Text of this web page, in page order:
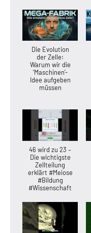
Die Evolution
der Zelle:
Warum wir die
'Maschinen'-
Idee aufgeben
müssen
46 wird zu 23 –
Die wichtigste
Zellteilung
erklärt #Meiose
#Bildung
#Wissenschaft